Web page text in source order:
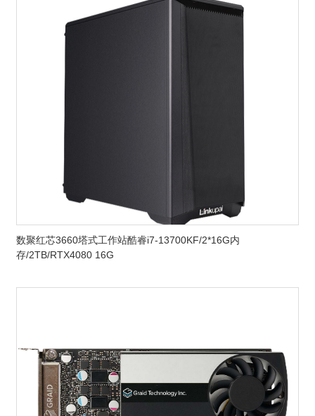
数聚红芯3660塔式工作站酷睿i7-13700KF/2*16G内
存/2TB/RTX4080 16G